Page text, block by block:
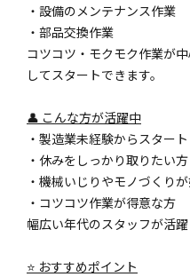
・設備のメンテナンス作業
・部品交換作業
コツコツ・モクモク作業が
してスタートできます。
👤 こんな方が活躍中
・製造業未経験からスター
・休みをしっかり取りたい方
・機械いじりやモノづくり
・コツコツ作業が得意な方
幅広い年代のスタッフが活躍
⭐ おすすめポイント